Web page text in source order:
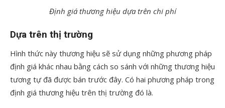
Định giá thương hiệu dựa trên chi phí
Dựa trên thị trường
Hình thức này thương hiệu sẽ sử dụng những phương pháp
định giá khác nhau bằng cách so sánh với những thương hiệu
tương tự đã được bán trước đây. Có hai phương pháp trong
định giá thương hiệu trên thị trường đó là.